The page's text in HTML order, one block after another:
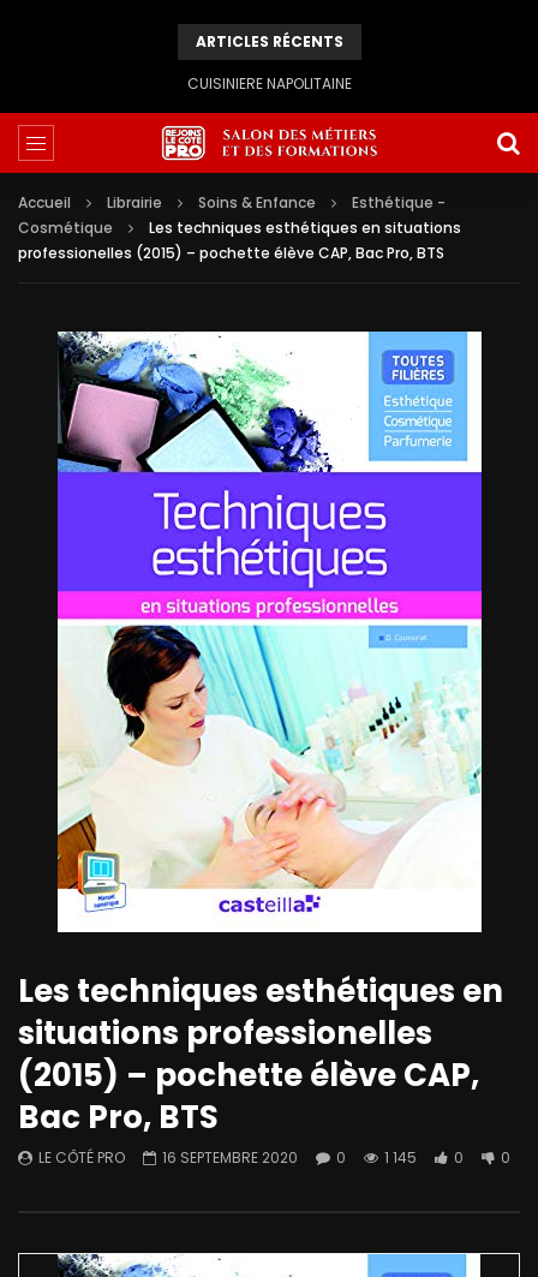
ARTICLES RÉCENTS
CUISINIERE NAPOLITAINE
Accueil Librairie Soins & Enfance
Esthétique -
Cosmétique
Les techniques esthétiques en situations
professionelles (2015) – pochette élève CAP, Bac Pro, BTS
Les techniques esthétiques en
situations professionelles
(2015) – pochette élève CAP,
Bac Pro, BTS
LE CÔTÉ PRO 16 SEPTEMBRE 2020 0 1 145 0 0